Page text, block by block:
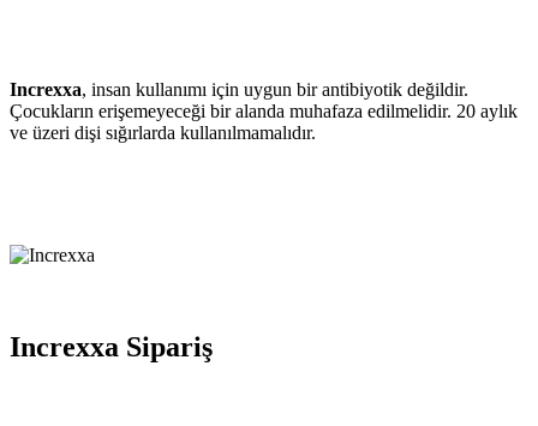
Increxxa, insan kullanımı için uygun bir antibiyotik değildir.
Çocukların erişemeyeceği bir alanda muhafaza edilmelidir. 20 aylık
ve üzeri dişi sığırlarda kullanılmamalıdır.
Increxxa Sipariş